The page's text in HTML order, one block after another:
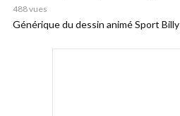
488 vues
Générique du dessin animé Sport Billy